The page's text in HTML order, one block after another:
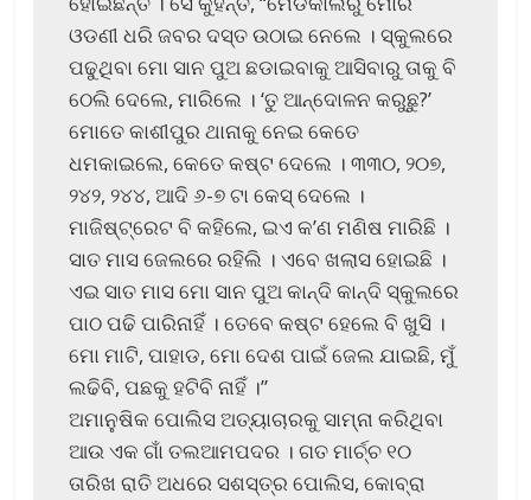
ଓଡଣୀ ଧରି ଜବର ଦସ୍ତ ଉଠାଇ ନେଲେ । ସ୍କୁଲରେ
ପଢୁଥିବା ମୋ ସାନ ପୁଅ ଛଡାଇବାକୁ ଆସିବାରୁ ତାକୁ ବି
ଠେଲି ଦେଲେ, ମାରିଲେ । ‘ତୁ ଆନ୍ଦୋଳନ କରୁଛୁ?’
ମୋତେ କାଶୀପୁର ଥାନାକୁ ନେଇ କେତେ
ଧମକାଇଲେ, କେତେ କଷ୍ଟ ଦେଲେ । ୩୩୦, ୨୦୭,
୨୪୨, ୨୪୪, ଆଦି ୬-୭ ଟା କେସ୍ ଦେଲେ ।
ମାଜିଷ୍ଟ୍ରେଟ ବି କହିଲେ, ଇଏ କ’ଣ ମଣିଷ ମାରିଛି ।
ସାତ ମାସ ଜେଲରେ ରହିଲି । ଏବେ ଖଲାସ ହୋଇଛି ।
ଏଇ ସାତ ମାସ ମୋ ସାନ ପୁଅ କାନ୍ଦି କାନ୍ଦି ସ୍କୁଲରେ
ପାଠ ପଢି ପାରିନାହିଁ । ତେବେ କଷ୍ଟ ହେଲେ ବି ଖୁସି ।
ମୋ ମାଟି, ପାହାଡ, ମୋ ଦେଶ ପାଇଁ ଜେଲ ଯାଇଛି, ମୁଁ
ଲଢିବି, ପଛକୁ ହଟିବି ନାହିଁ ।”
ଅମାନୁଷିକ ପୋଲିସ ଅତ୍ୟାଚାରକୁ ସାମ୍ନା କରିଥିବା
ଆଉ ଏକ ଗାଁ ତଲଆମପଦର । ଗତ ମାର୍ଚ୍ଚ ୧୦
ତାରିଖ ରାତି ଅଧରେ ସଶସ୍ତ୍ର ପୋଲିସ, କୋବ୍ରା